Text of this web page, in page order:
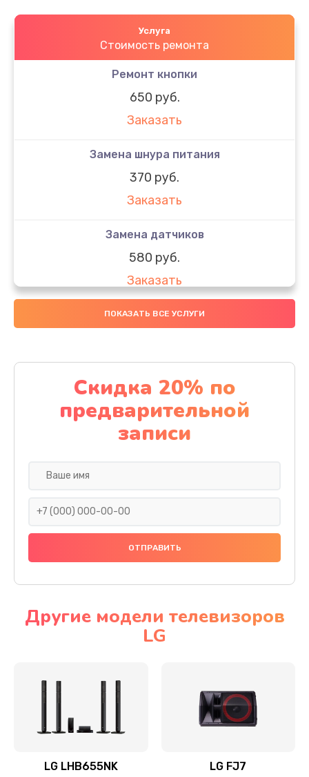
Услуга
Стоимость ремонта
Ремонт кнопки
650 руб.
Заказать
Замена шнура питания
370 руб.
Заказать
Замена датчиков
580 руб.
Заказать
Комплексная чистка
Заказать
Замена дисплея (экрана)
2000 руб.
Заказать
Ремонт платы электроники
Прошивка
Ремонт механики привода
Ремонт / замена кнопок, клавиш, индикаторов,
ПОКАЗАТЬ ВСЕ УСЛУГИ
Скидка 20% по
предварительной
записи
Другие модели телевизоров
LG
LG LHB655NK LG FJ7